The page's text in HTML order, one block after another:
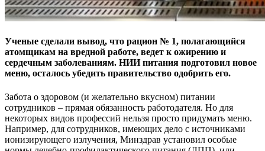
Ученые сделали вывод, что рацион № 1, полагающийся
атомщикам на вредной работе, ведет к ожирению и
сердечным заболеваниям. НИИ питания подготовил новое
меню, осталось убедить правительство одобрить его.
Забота о здоровом (и желательно вкусном) питании
сотрудников – прямая обязанность работодателя. Но для
некоторых видов профессий нельзя просто придумать меню.
Например, для сотрудников, имеющих дело с источниками
ионизирующего излучения, Минздрав установил особые